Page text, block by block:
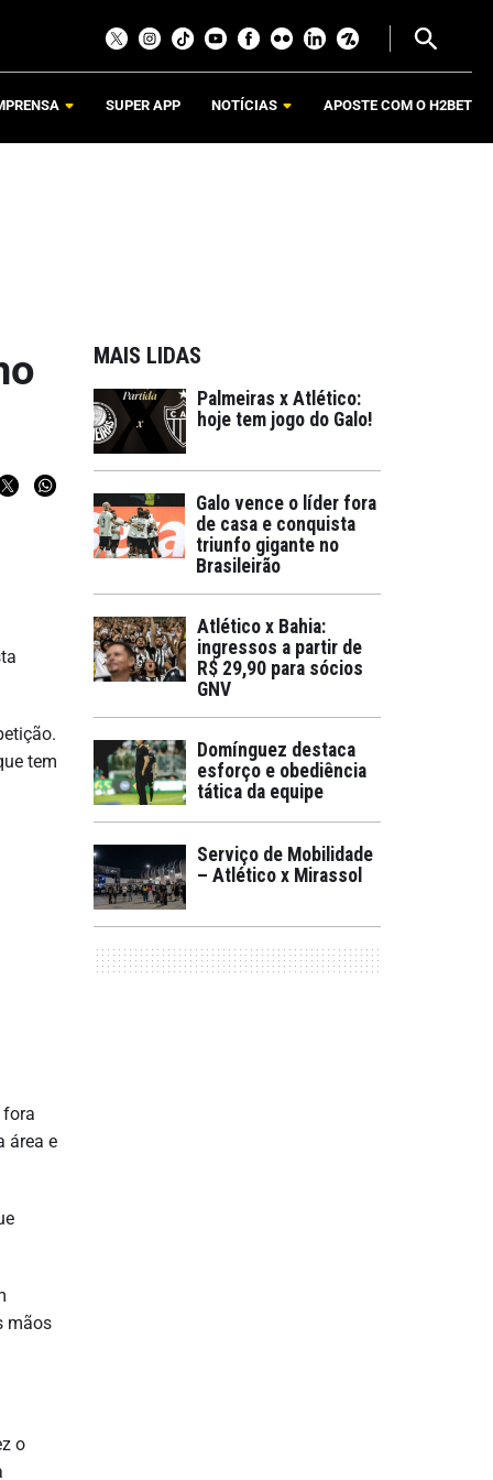
SUPER APP NOTÍCIAS APOSTE COM O H2BET
tem
fora
área e
mãos
o
MAIS LIDAS
Palmeiras x Atlético:
hoje tem jogo do Galo!
Galo vence o líder fora
de casa e conquista
triunfo gigante no
Brasileirão
Atlético x Bahia:
ingressos a partir de
R$ 29,90 para sócios
GNV
Domínguez destaca
esforço e obediência
tática da equipe
Serviço de Mobilidade
– Atlético x Mirassol